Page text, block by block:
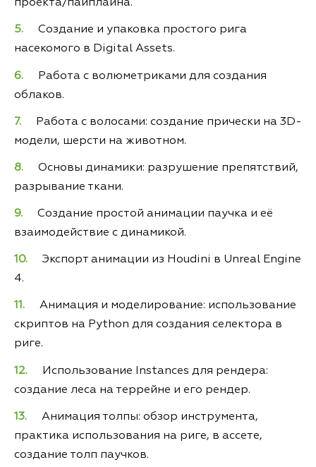
проекта/пайплайна.
Создание и упаковка простого рига
насекомого в Digital Assets.
Работа с волюметриками для создания
облаков.
Работа с волосами: создание прически на 3D-
модели, шерсти на животном.
Основы динамики: разрушение препятствий,
разрывание ткани.
Создание простой анимации паучка и её
взаимодействие с динамикой.
Экспорт анимации из Houdini в Unreal Engine
4.
Анимация и моделирование: использование
скриптов на Python для создания селектора в
риге.
Использование Instances для рендера:
создание леса на террейне и его рендер.
Анимация толпы: обзор инструмента,
практика использования на риге, в ассете,
создание толп паучков.